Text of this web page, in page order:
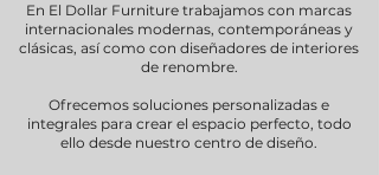
En El Dollar Furniture trabajamos con marcas
internacionales modernas, contemporáneas y
clásicas, así como con diseñadores de interiores
de renombre.
Ofrecemos soluciones personalizadas e
integrales para crear el espacio perfecto, todo
ello desde nuestro centro de diseño.